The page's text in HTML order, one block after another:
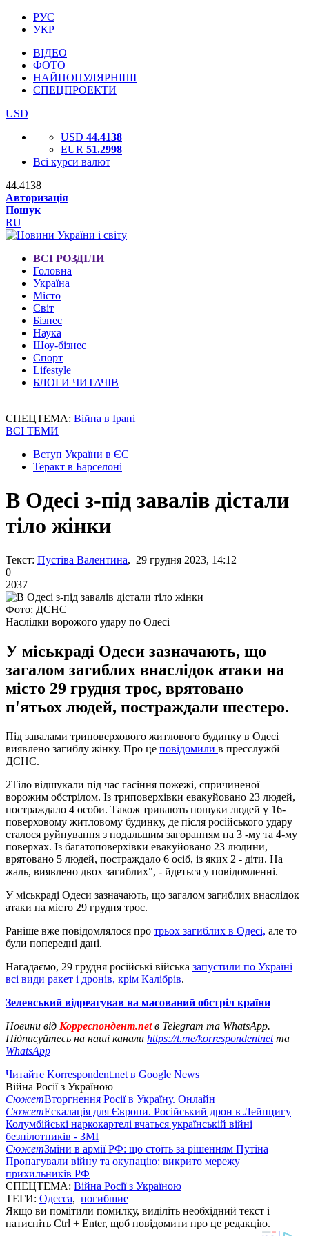
РУС
УКР
ВІДЕО
ФОТО
НАЙПОПУЛЯРНІШІ
СПЕЦПРОЕКТИ
USD
USD 44.4138
EUR 51.2998
Всі курси валют
44.4138
Авторизація
Пошук
RU
ВСІ РОЗДІЛИ
Головна
Україна
Місто
Світ
Бізнес
Наука
Шоу-бізнес
Спорт
Lifestyle
БЛОГИ ЧИТАЧІВ
СПЕЦТЕМА: Війна в Ірані
ВСІ ТЕМИ
Вступ України в ЄС
Теракт в Барселоні
В Одесі з-під завалів дістали
тіло жінки
Текст: Пустіва Валентина, 29 грудня 2023, 14:12
0
2037
Фото: ДСНС
Наслідки ворожого удару по Одесі
У міськраді Одеси зазначають, що
загалом загиблих внаслідок атаки на
місто 29 грудня троє, врятовано
п'ятьох людей, постраждали шестеро.
Під завалами триповерхового житлового будинку в Одесі
виявлено загиблу жінку. Про це повідомили в пресслужбі
ДСНС.
2Тіло відшукали під час гасіння пожежі, спричиненої
ворожим обстрілом. Із триповерхівки евакуйовано 23 людей,
постраждало 4 особи. Також тривають пошуки людей у 16-
поверховому житловому будинку, де після російського удару
сталося руйнування з подальшим загоранням на 3 -му та 4-му
поверхах. Із багатоповерхівки евакуйовано 23 людини,
врятовано 5 людей, постраждало 6 осіб, із яких 2 - діти. На
жаль, виявлено двох загиблих", - йдеться у повідомленні.
У міськраді Одеси зазначають, що загалом загиблих внаслідок
атаки на місто 29 грудня троє.
Раніше вже повідомлялося про трьох загиблих в Одесі, але то
були попередні дані.
Нагадаємо, 29 грудня російські війська запустили по Україні
всі види ракет і дронів, крім Калібрів.
Зеленський відреагував на масований обстріл країни
Новини від Корреспондент.netв Telegram та WhatsApp.
Підписуйтесь на наші канали https://t.me/korrespondentnetта
WhatsApp
Читайте Korrespondent.net в Google News
Війна Росії з Україною
СюжетВторгнення Росії в Україну. Онлайн
СюжетЕскалація для Європи. Російський дрон в Лейпцигу
Колумбійські наркокартелі вчаться українській війні
безпілотників - ЗМІ
СюжетЗміни в армії РФ: що стоїть за рішенням Путіна
Пропагували війну та окупацію: викрито мережу
прихильників РФ
СПЕЦТЕМА: Війна Росії з Україною
ТЕГИ: Одесса, погибшие
Якщо ви помітили помилку, виділіть необхідний текст і
натисніть Ctrl + Enter, щоб повідомити про це редакцію.